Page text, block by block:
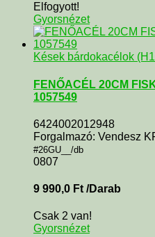
Elfogyott!
Gyorsnézet
Kések bárdokacélok
FENŐACÉL 20CM
1057549
6424002012948
Forgalmazó: Vendesz
#26GU__/db
0807
9 990,0 Ft /Darab
Csak 2 van!
Gyorsnézet